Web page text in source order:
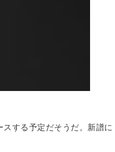
する予定だそうだ。新譜に